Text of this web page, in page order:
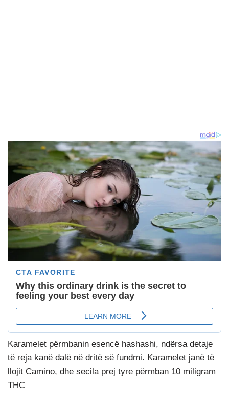
Karamelet përmbanin esencë hashashi, ndërsa detaje
të reja kanë dalë në dritë së fundmi. Karamelet janë të
llojit Camino, dhe secila prej tyre përmban 10 miligram
THC